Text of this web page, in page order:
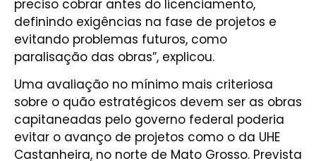
preciso cobrar antes do licenciamento,
definindo exigências na fase de projetos e
evitando problemas futuros, como
paralisação das obras”, explicou.
Uma avaliação no mínimo mais criteriosa
sobre o quão estratégicos devem ser as obras
capitaneadas pelo governo federal poderia
evitar o avanço de projetos como o da UHE
Castanheira, no norte de Mato Grosso. Prevista